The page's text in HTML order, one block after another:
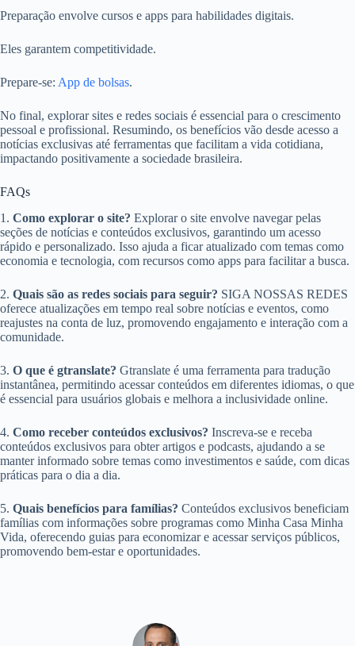
Preparação envolve cursos e apps para habilidades digitais.
Eles garantem competitividade.
Prepare-se: App de bolsas.
No final, explorar sites e redes sociais é essencial para o crescimento
pessoal e profissional. Resumindo, os benefícios vão desde acesso a
notícias exclusivas até ferramentas que facilitam a vida cotidiana,
impactando positivamente a sociedade brasileira.
FAQs
1. Como explorar o site? Explorar o site envolve navegar pelas
seções de notícias e conteúdos exclusivos, garantindo um acesso
rápido e personalizado. Isso ajuda a ficar atualizado com temas como
economia e tecnologia, com recursos como apps para facilitar a busca.
2. Quais são as redes sociais para seguir? SIGA NOSSAS REDES
oferece atualizações em tempo real sobre notícias e eventos, como
reajustes na conta de luz, promovendo engajamento e interação com a
comunidade.
3. O que é gtranslate? Gtranslate é uma ferramenta para tradução
instantânea, permitindo acessar conteúdos em diferentes idiomas, o que
é essencial para usuários globais e melhora a inclusividade online.
4. Como receber conteúdos exclusivos? Inscreva-se e receba
conteúdos exclusivos para obter artigos e podcasts, ajudando a se
manter informado sobre temas como investimentos e saúde, com dicas
práticas para o dia a dia.
5. Quais benefícios para famílias? Conteúdos exclusivos beneficiam
famílias com informações sobre programas como Minha Casa Minha
Vida, oferecendo guias para economizar e acessar serviços públicos,
promovendo bem-estar e oportunidades.